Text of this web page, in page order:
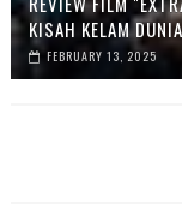
KISAH KELAM
FEBRUARY 13, 2025